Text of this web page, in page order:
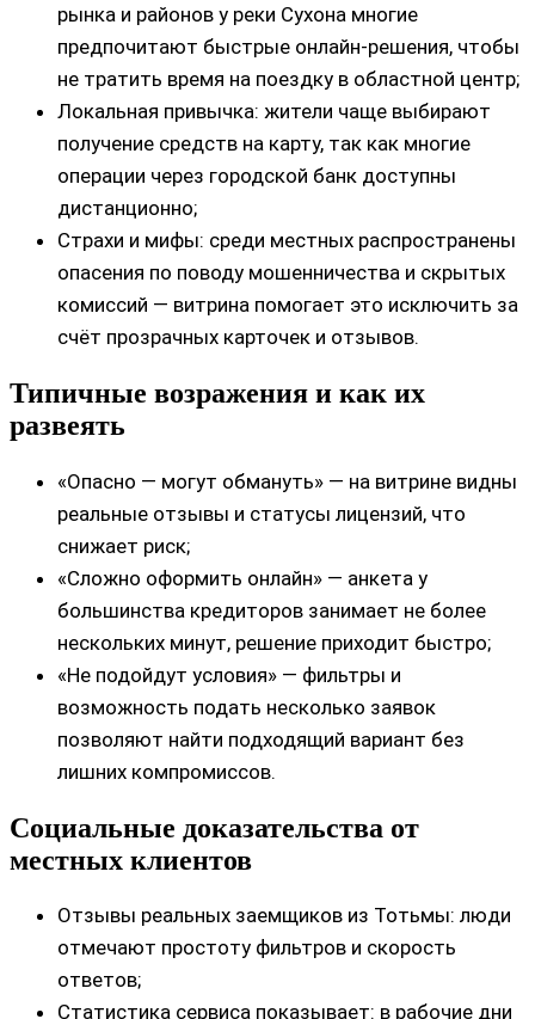
рынка и районов у реки Сухона многие
предпочитают быстрые онлайн‑решения, чтобы
не тратить время на поездку в областной центр;
Локальная привычка: жители чаще выбирают
получение средств на карту, так как многие
операции через городской банк доступны
дистанционно;
Страхи и мифы: среди местных распространены
опасения по поводу мошенничества и скрытых
комиссий — витрина помогает это исключить за
счёт прозрачных карточек и отзывов.
Типичные возражения и как их
развеять
«Опасно — могут обмануть» — на витрине видны
реальные отзывы и статусы лицензий, что
снижает риск;
«Сложно оформить онлайн» — анкета у
большинства кредиторов занимает не более
нескольких минут, решение приходит быстро;
«Не подойдут условия» — фильтры и
возможность подать несколько заявок
позволяют найти подходящий вариант без
лишних компромиссов.
Социальные доказательства от
местных клиентов
Отзывы реальных заемщиков из Тотьмы: люди
отмечают простоту фильтров и скорость
ответов;
Статистика сервиса показывает: в рабочие дни